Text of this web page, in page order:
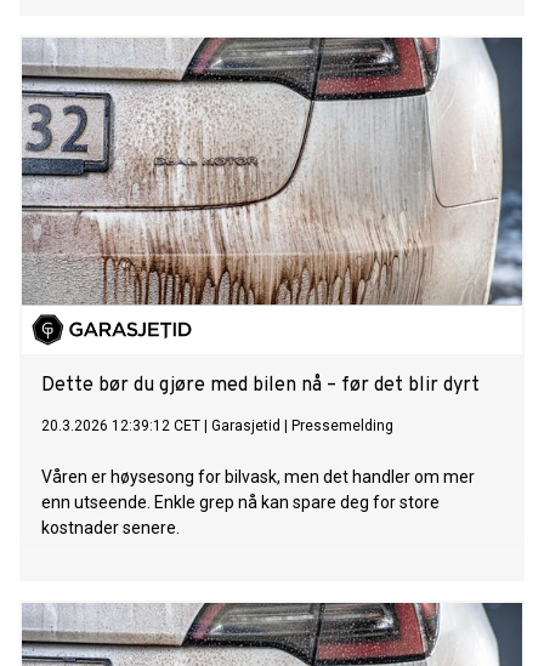
Dette bør du gjøre med bilen nå – før det blir dyrt
20.3.2026 12:39:12 CET Garasjetid Pressemelding
Våren er høysesong for bilvask, men det handler om mer
enn utseende. Enkle grep nå kan spare deg for store
kostnader senere.